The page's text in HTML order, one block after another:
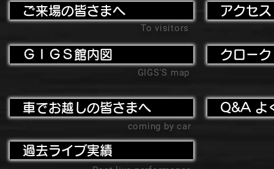
ご来場の皆さまへ
To visitors
ＧＩＧＳ館内図
GIGS'S map
アクセ
クローク
車でお越しの皆さまへ
coming by car
過去ライブ実績
Q&A よ